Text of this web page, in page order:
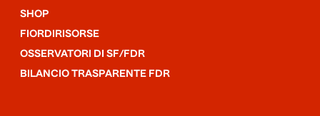
SHOP
FIORDIRISORSE
OSSERVATORI DI SF/FDR
BILANCIO TRASPARENTE FDR